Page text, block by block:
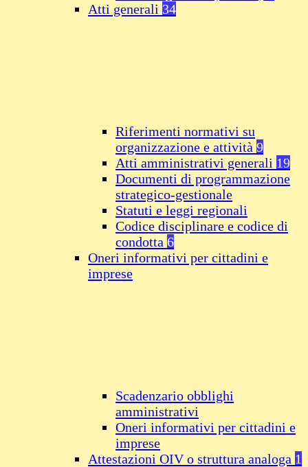
Atti generali 34
Riferimenti normativi su
organizzazione e attività 9
Atti amministrativi generali 19
Documenti di programmazione
strategico-gestionale
Statuti e leggi regionali
Codice disciplinare e codice di
condotta 6
Oneri informativi per cittadini e
imprese
Scadenzario obblighi
amministrativi
Oneri informativi per cittadini e
imprese
Attestazioni OIV o struttura analoga 1